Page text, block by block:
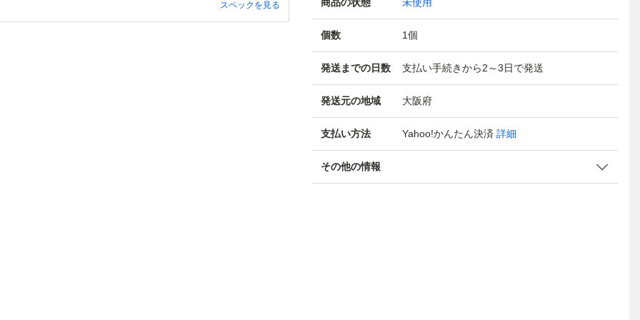
スペックを見る
個数 1個
発送までの日数 支払い手続きから2～3日で発送
発送元の地域 大阪府
支払い方法 Yahoo!かんたん決済 詳細
その他の情報